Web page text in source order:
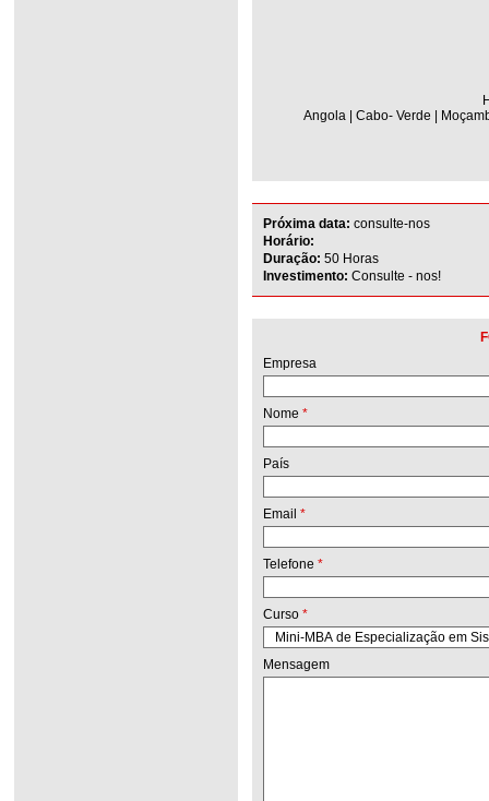
Angola | Cabo- Verde |
Próxima data: consulte-nos
Horário:
Duração: 50 Horas
Investimento: Consulte - nos!
Empresa
Nome *
País
Email *
Telefone *
Curso *
Mensagem